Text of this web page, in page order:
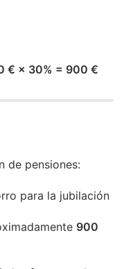
€ × 30% = 900 €
de pensiones:
para la jubilación
900